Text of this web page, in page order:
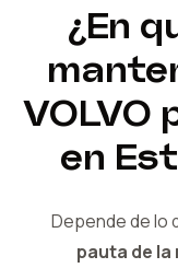
¿En
VOLVO
en
Depende de lo
pauta de la